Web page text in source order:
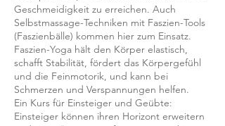
Geschmeidigkeit zu erreichen. Auch
Selbstmassage-Techniken mit Faszien-Tools
(Faszienbälle) kommen hier zum Einsatz.
Faszien-Yoga hält den Körper elastisch,
schafft Stabilität, fördert das Körpergefühl
und die Feinmotorik, und kann bei
Schmerzen und Verspannungen helfen.
Ein Kurs für Einsteiger und Geübte:
Einsteiger können ihren Horizont erweitern